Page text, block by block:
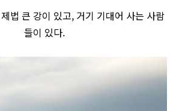
법 큰 강이 있고, 거기 기대어 사는 사람
들이 있다.